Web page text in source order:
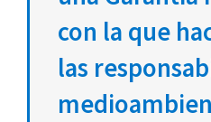
con la que
las